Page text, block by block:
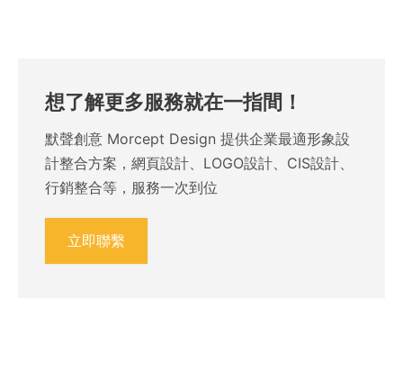
想了解更多服務就在一指間！
默聲創意 Morcept Design 提供企業最適形象設
計整合方案，網頁設計、LOGO設計、CIS設計、
行銷整合等，服務一次到位
立即聯繫